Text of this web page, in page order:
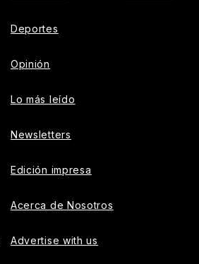
Deportes
Opinión
Lo más leído
Newsletters
Edición impresa
Acerca de Nosotros
Advertise with us